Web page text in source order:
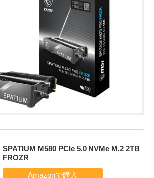
SPATIUM M580 PCIe 5.0 NVMe M.2 2TB
FROZR